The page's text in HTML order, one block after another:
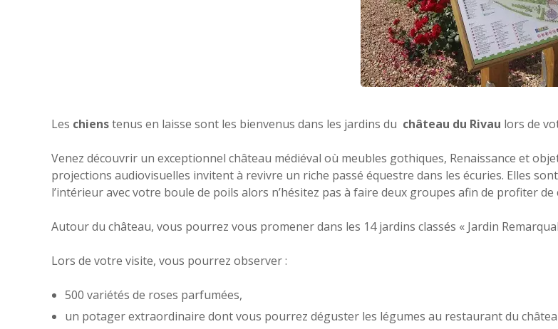
Les chienstenus en laisse sont les bienvenus dans les jardins du château du Rivau lors de
Venez découvrir un exceptionnel château médiéval où meubles gothiques, Renaissance et
projections audiovisuelles invitent à revivre un riche passé équestre dans les écuries. Elles
l’intérieur avec votre boule de poils alors n’hésitez pas à faire deux groupes afin de profiter de
Autour du château, vous pourrez vous promener dans les 14 jardins classés « Jardin
Lors de votre visite, vous pourrez observer :
500 variétés de roses parfumées,
un potager extraordinaire dont vous pourrez déguster les légumes au restaurant du